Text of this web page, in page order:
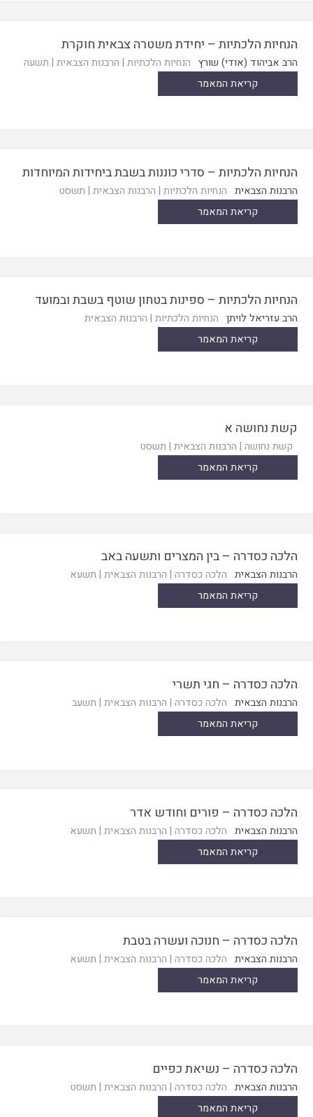
הנחיות הלכתיות – יחידת משטרה צבאית חוקרת
הרב אביהוד (אודי) שורץ הנחיות הלכתיות | הרבנות הצבאית | תשעה
קריאת המאמר
הנחיות הלכתיות – סדרי כוננות בשבת ביחידות המיוחדות
הרבנות הצבאית הנחיות הלכתיות | הרבנות הצבאית | תשסט
קריאת המאמר
הנחיות הלכתיות – ספינות בטחון שוטף בשבת ובמועד
הרב עזריאל לויתן הנחיות הלכתיות | הרבנות הצבאית
קריאת המאמר
קשת נחושה א
קשת נחושה | הרבנות הצבאית | תשסט
קריאת המאמר
הלכה כסדרה – בין המצרים ותשעה באב
הרבנות הצבאית הלכה כסדרה | הרבנות הצבאית | תשעא
קריאת המאמר
הלכה כסדרה – חגי תשרי
הרבנות הצבאית הלכה כסדרה | הרבנות הצבאית | תשעב
קריאת המאמר
הלכה כסדרה – פורים וחודש אדר
הרבנות הצבאית הלכה כסדרה | הרבנות הצבאית | תשעא
קריאת המאמר
הלכה כסדרה – חנוכה ועשרה בטבת
הרבנות הצבאית הלכה כסדרה | הרבנות הצבאית | תשעא
קריאת המאמר
הלכה כסדרה – נשיאת כפיים
הרבנות הצבאית הלכה כסדרה | הרבנות הצבאית | תשסט
קריאת המאמר